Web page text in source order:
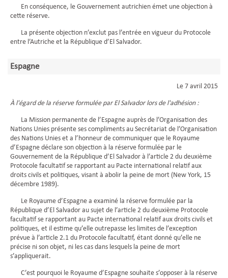
En conséquence, le Gouvernement autrichien émet une objection à
cette réserve.
La présente objection n’exclut pas l’entrée en vigueur du Protocole
entre l’Autriche et la République d’El Salvador.
Espagne
Le 7 avril 2015
À l'égard de la réserve formulée par El Salvador lors de l'adhésion :
La Mission permanente de l’Espagne auprès de l’Organisation des
Nations Unies présente ses compliments au Secrétariat de l’Organisation
des Nations Unies et a l’honneur de communiquer que le Royaume
d’Espagne déclare son objection à la réserve formulée par le
Gouvernement de la République d’El Salvador à l’article 2 du deuxième
Protocole facultatif se rapportant au Pacte international relatif aux
droits civils et politiques, visant à abolir la peine de mort (New York, 15
décembre 1989).
Le Royaume d’Espagne a examiné la réserve formulée par la
République d’El Salvador au sujet de l’article 2 du deuxième Protocole
facultatif se rapportant au Pacte international relatif aux droits civils et
politiques, et il estime qu’elle outrepasse les limites de l’exception
prévue à l’article 2.1 du Protocole facultatif, étant donné qu’elle ne
précise ni son objet, ni les cas dans lesquels la peine de mort
s’appliquerait.
C’est pourquoi le Royaume d’Espagne souhaite s’opposer à la réserve